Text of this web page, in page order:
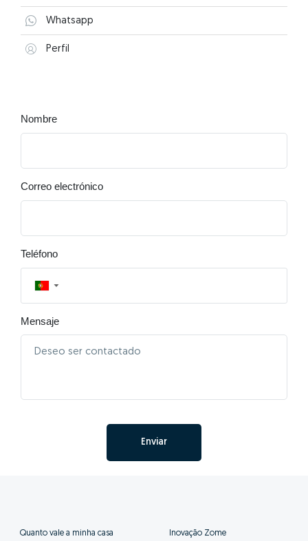
Whatsapp
Perfil
Nombre
Correo electrónico
Teléfono
▼
Mensaje
Enviar
Quanto vale a minha casa Inovação Zome